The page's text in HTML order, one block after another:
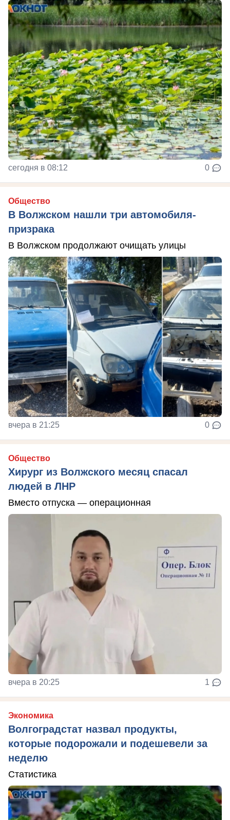
сегодня в 08:12 0
Общество
В Волжском нашли три автомобиля-
призрака
В Волжском продолжают очищать улицы
вчера в 21:25 0
Общество
Хирург из Волжского месяц спасал
людей в ЛНР
Вместо отпуска — операционная
вчера в 20:25 1
Экономика
Волгоградстат назвал продукты,
которые подорожали и подешевели за
неделю
Статистика